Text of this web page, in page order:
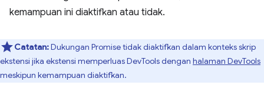
kemampuan ini diaktifkan atau tidak.
Catatan:Dukungan Promise tidak diaktifkan dalam konteks skrip
ekstensi jika ekstensi memperluas DevTools dengan halaman DevTools
meskipun kemampuan diaktifkan.